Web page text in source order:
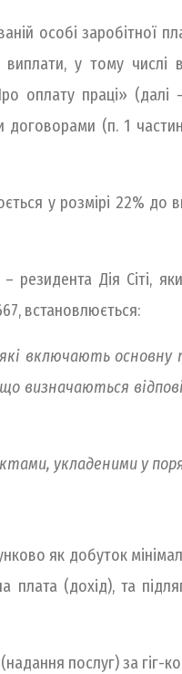
особі заробітної
виплати, у тому
оплату праці»
договорами (п. 1
у розмірі 22% до
Дія Сіті,
встановлюється:
включають
визначаються
укладеними у
як добуток
плата (дохід), та
послуг) за гіг-